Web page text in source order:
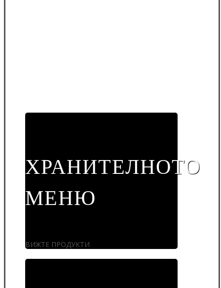
ХРАНИТЕЛНОТО
МЕНЮ
ВИЖТЕ ПРОДУКТИ